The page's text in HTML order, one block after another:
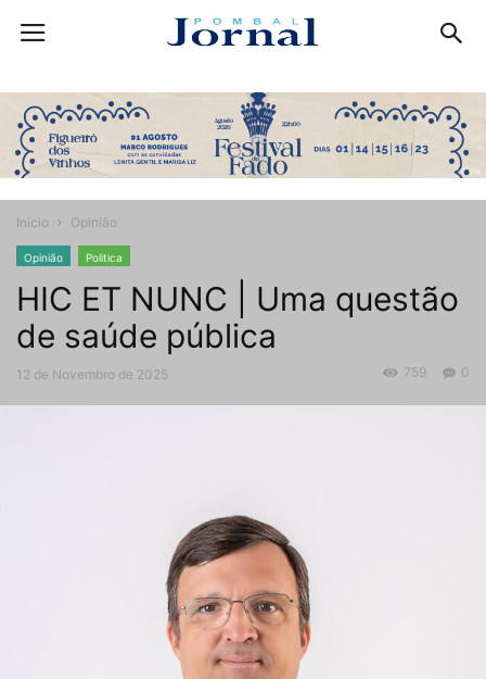
Início Opinião
Opinião Politica
HIC ET NUNC | Uma questão
de saúde pública
12 de Novembro de 2025 0
759